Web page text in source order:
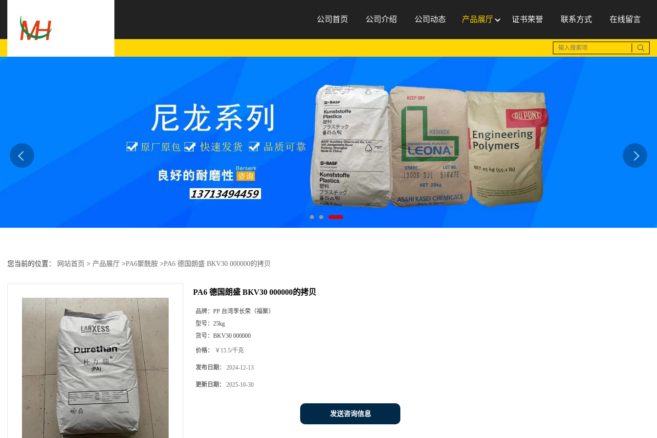
公司首页 公司介绍 公司动态 产品展厅 证书荣誉 联系方式 在线留言
您当前的位置： 网站首页 > 产品展厅 >PA6聚酰胺 >PA6 德国朗盛 BKV30 000000的拷贝
PA6 德国朗盛 BKV30 000000的拷贝
品牌： PP 台湾李长荣（福聚）
型号： 25kg
货号： BKV30 000000
价格： ￥15.5/千克
发布日期： 2024-12-13
更新日期： 2025-10-30
发送咨询信息